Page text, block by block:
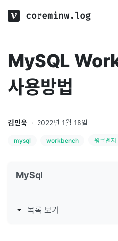
coreminw.log
MySQL
사용방법
김민욱 · 2022년 1월 18일
mysql workbench 워크벤치
MySql
목록 보기